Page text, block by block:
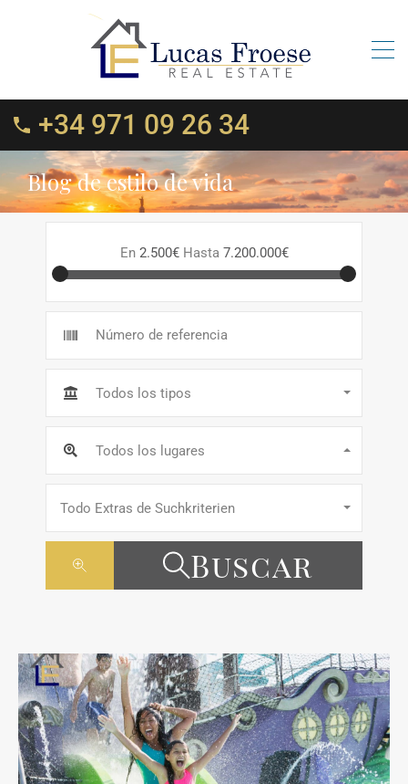
+34 971 09 26 34
Blog de estilo de vida
En 2.500€ Hasta 7.200.000€
Todos los tipos
Todos los lugares
Todo Extras de Suchkriterien
Buscar